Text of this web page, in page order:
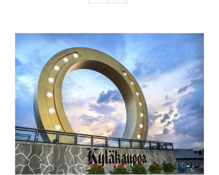
ILMOITTAUDU MUKAAN TÄLLÄ
TUOTTEELLA
ON
USEAMPI
MUUNNELMA.
VOIT
TEHDÄ
VALINNAT
/ LISÄTIEDOT